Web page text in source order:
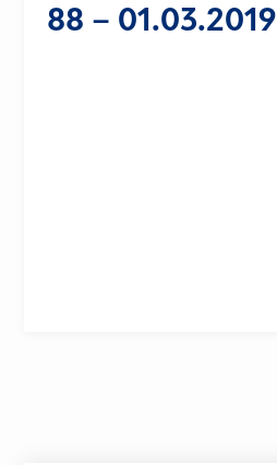
88 – 01.03.2019